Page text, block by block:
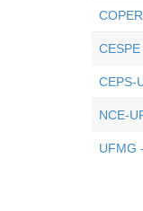
CEPS-
NCE-
UFMG